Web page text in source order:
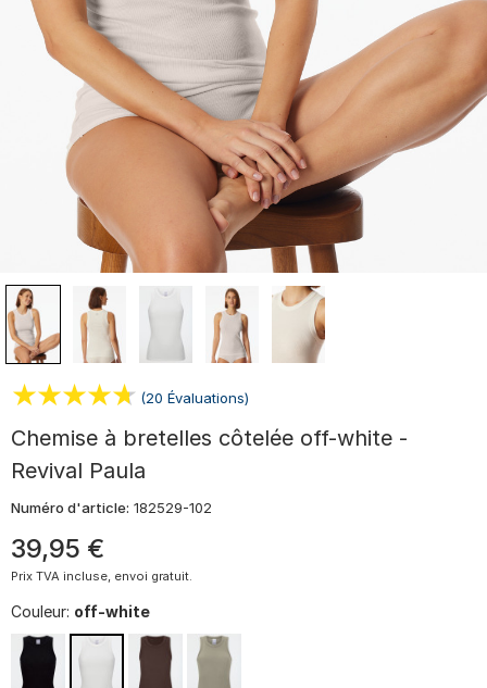
(20 Évaluations)
Chemise à bretelles côtelée off-white -
Revival Paula
Numéro d'article: 182529-102
39,95 €
Prix TVA incluse, envoi gratuit.
Couleur: off-white